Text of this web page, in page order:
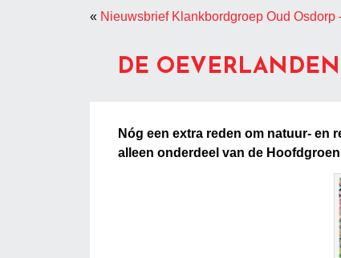
« Nieuwsbrief Klankbordgroep Oud Osdorp
DE
Nóg een extra reden om natuur- en
alleen onderdeel van de